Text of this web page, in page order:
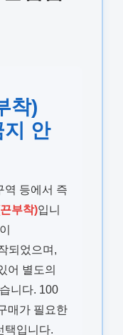
착)
안
역 등에서 즉
부착)입니
되었으며,
어 별도의
니다. 100
매가 필요한
택입니다.